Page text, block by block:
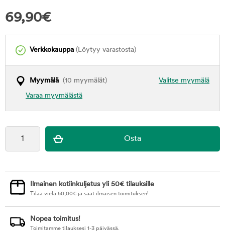
69,90€
Verkkokauppa (Löytyy varastosta)
Valitse myymälä
Myymälä (10 myymälät)
Varaa myymälästä
Ilmainen kotiinkuljetus yli 50€ tilauksille
Tilaa vielä 50,00€ ja saat ilmaisen toimituksen!
Nopea toimitus!
Toimitamme tilauksesi 1-3 päivässä.